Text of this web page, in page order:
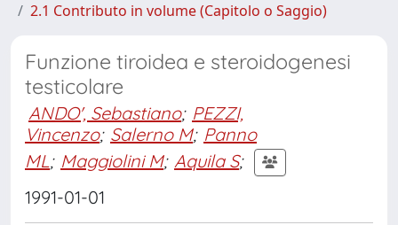
2.1 Contributo in volume (Capitolo o Saggio)
Funzione tiroidea e steroidogenesi
testicolare
ANDO', Sebastiano; PEZZI,
Vincenzo; Salerno M; Panno
ML; Maggiolini M; Aquila S;
1991-01-01